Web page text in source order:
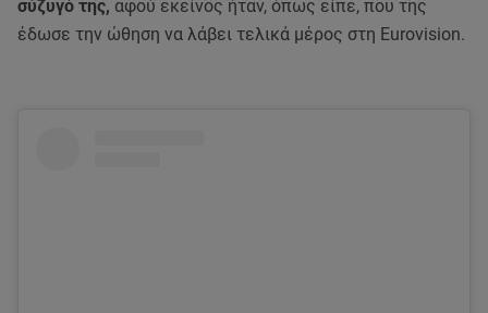
σύζυγό της, αφού εκείνος ήταν, όπως είπε, που της
έδωσε την ώθηση να λάβει τελικά μέρος στη Eurovision.